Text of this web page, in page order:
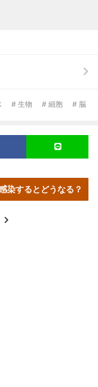
# 生物 # 細胞 # 脳
染するとどうなる？
>